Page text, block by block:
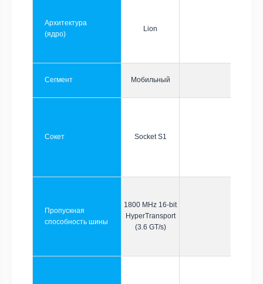
Архитектура
(ядро)
Lion
Сегмент Мобильный
Сокет Socket S1
Пропускная
способность шины
1800 MHz 16-bit
HyperTransport
(3.6 GT/s)